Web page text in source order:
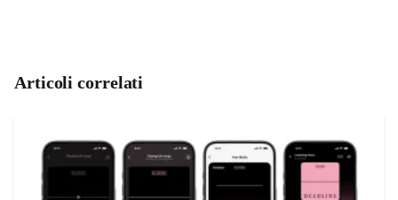
Articoli correlati